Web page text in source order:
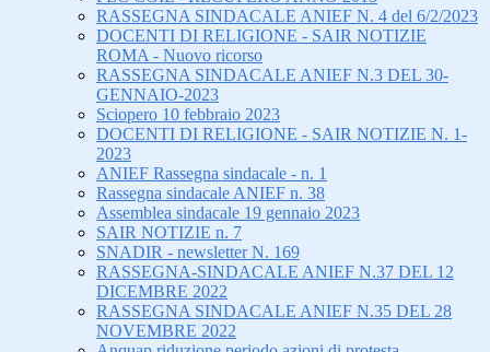
RASSEGNA SINDACALE ANIEF N. 4 del 6/2/2023
DOCENTI DI RELIGIONE - SAIR NOTIZIE
ROMA - Nuovo ricorso
RASSEGNA SINDACALE ANIEF N.3 DEL 30-
GENNAIO-2023
Sciopero 10 febbraio 2023
DOCENTI DI RELIGIONE - SAIR NOTIZIE N. 1-
2023
ANIEF Rassegna sindacale - n. 1
Rassegna sindacale ANIEF n. 38
Assemblea sindacale 19 gennaio 2023
SAIR NOTIZIE n. 7
SNADIR - newsletter N. 169
RASSEGNA-SINDACALE ANIEF N.37 DEL 12
DICEMBRE 2022
RASSEGNA SINDACALE ANIEF N.35 DEL 28
NOVEMBRE 2022